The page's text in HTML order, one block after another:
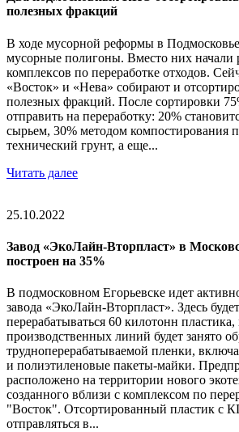
полезных фракций
В ходе мусорной реформы в
мусорные полигоны. Вместо них начали
комплексов по переработке отходов.
«Восток» и «Нева» собирают и
полезных фракций. После сортировки
отправить на переработку: 20%
сырьем, 30% методом компостирования
технический грунт, а еще...
Читать далее
25.10.2022
Завод «ЭкоЛайн‑Вторпласт» в
построен на 35%
В подмосковном Егорьевске идет
завода «ЭкоЛайн-Вторпласт». Здесь
перерабатываться 60 килотонн
производственных линий будет занято
трудноперерабатываемой пленки,
и полиэтиленовые пакеты-майки.
расположено на территории нового
созданного вблизи с комплексом по
"Восток". Отсортированный пластик с
отправляться в...